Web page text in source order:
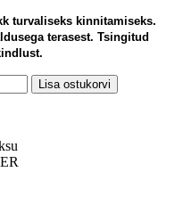
turvaliseks kinnitamiseks.
terasest. Tsingitud
Lisa ostukorvi